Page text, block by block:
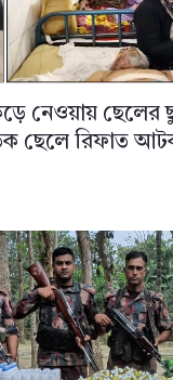
নেওয়ায় ছেলের
ছেলে রিফাত